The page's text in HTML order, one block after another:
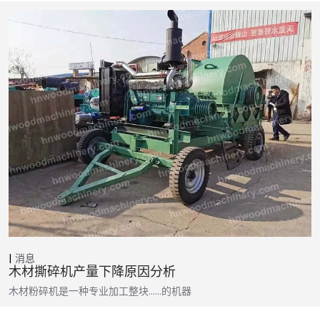
消息
木材撕碎机产量下降原因分析
木材粉碎机是一种专业加工整块……的机器